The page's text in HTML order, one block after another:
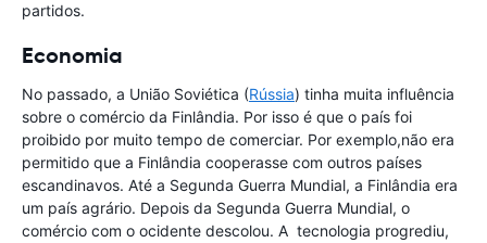
partidos.
Economia
No passado, a União Soviética (Rússia) tinha muita influência
sobre o comércio da Finlândia. Por isso é que o país foi
proibido por muito tempo de comerciar. Por exemplo,não era
permitido que a Finlândia cooperasse com outros países
escandinavos. Até a Segunda Guerra Mundial, a Finlândia era
um país agrário. Depois da Segunda Guerra Mundial, o
comércio com o ocidente descolou. A tecnologia progrediu,